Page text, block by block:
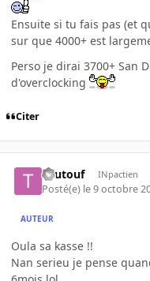
Ensuite si tu fais pas (et
sur que 4000+ est
Perso je dirai 3700+ San
d'overclocking
Citer
Toutouf INpactien
Posté(e) le 9 octobre
AUTEUR
Oula sa kasse !!
Nan serieu je pense